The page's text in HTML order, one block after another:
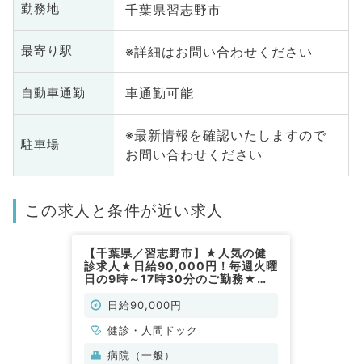
勤務地 千葉県習志野市
最寄り駅 ※詳細はお問い合わせください
自動車通勤 車通勤可能
駐車場
※最新情報を確認いたしますので
お問い合わせください
この求人と条件が近い求人
【千葉県／習志野市】★人気の健
診求人★日給90,000円！毎週火曜
日の9時～17時30分のご勤務★病
人間ドック／非常勤）
日給90,000円
健診・人間ドック
病院（一般）